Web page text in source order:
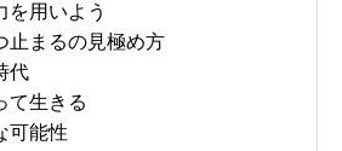
を用いよう
止まるの見極め方
代
て生きる
可能性